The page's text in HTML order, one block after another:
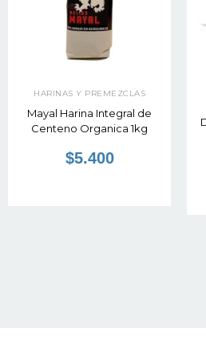
HARINAS Y PREMEZCLAS
Mayal Harina Integral de
Centeno Organica 1kg
$5.400